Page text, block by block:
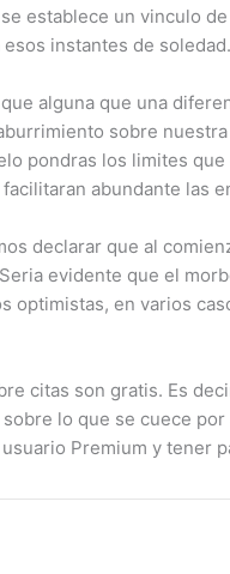
establece un vinculo
instantes de soledad.
alguna que una
sobre
pondras los limites
abundante las
declarar que al
evidente que el
optimistas, en varios
citas son gratis. Es
lo que se cuece
Premium y tener